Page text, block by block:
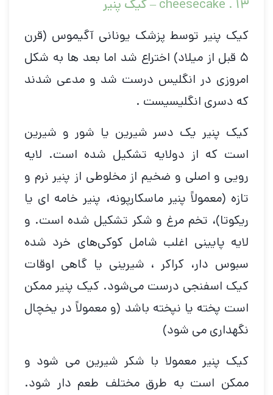
۱۳ . cheesecake – کیک پنیر
کیک پنیر توسط پزشک یونانی آگیموس (قرن
۵ قبل از میلاد) اختراع شد اما بعد ها به شکل
امروزی در انگلیس درست شد و مدعی شدند
که دسری انگلیسیست .
کیک پنیر یک دسر شیرین یا شور و شیرین
است که از دولایه تشکیل شده است. لایه
رویی و اصلی و ضخیم از مخلوطی از پنیر نرم و
تازه (معمولاً پنیر ماسکارپونه، پنیر خامه ای یا
ریکوتا)، تخم مرغ و شکر تشکیل شده است. و
لایه پایینی اغلب شامل کوکی‌های خرد شده
سبوس دار، کراکر ، شیرینی یا گاهی اوقات
کیک اسفنجی درست می‌شود. کیک پنیر ممکن
است پخته یا نپخته باشد (و معمولاً در یخچال
نگهداری می شود)
کیک پنیر معمولا با شکر شیرین می شود و
ممکن است به طرق مختلف طعم دار شود.